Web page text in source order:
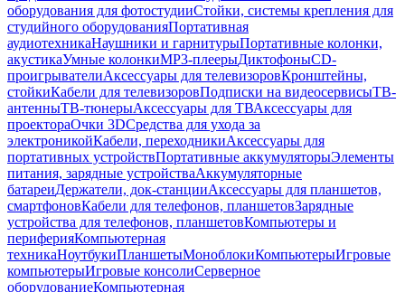
оборудования для фотостудииСтойки, системы крепления для
студийного оборудованияПортативная
аудиотехникаНаушники и гарнитурыПортативные колонки,
акустикаУмные колонкиMP3-плеерыДиктофоныCD-
проигрывателиАксессуары для телевизоровКронштейны,
стойкиКабели для телевизоровПодписки на видеосервисыТВ-
антенныТВ-тюнерыАксессуары для ТВАксессуары для
проектораОчки 3DСредства для ухода за
электроникойКабели, переходникиАксессуары для
портативных устройствПортативные аккумуляторыЭлементы
питания, зарядные устройстваАккумуляторные
батареиДержатели, док-станцииАксессуары для планшетов,
смартфоновКабели для телефонов, планшетовЗарядные
устройства для телефонов, планшетовКомпьютеры и
периферияКомпьютерная
техникаНоутбукиПланшетыМоноблокиКомпьютерыИгровые
компьютерыИгровые консолиСерверное
оборудованиеКомпьютерная